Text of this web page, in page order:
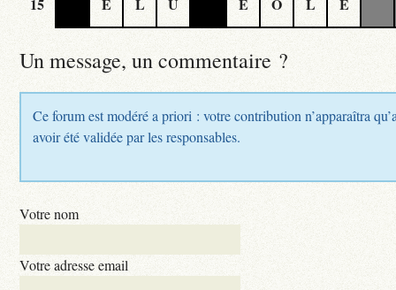
Un message, un commentaire ?
Ce forum est modéré a priori : votre contribution n’apparaîtra
avoir été validée par les responsables.
Votre nom
Votre adresse email